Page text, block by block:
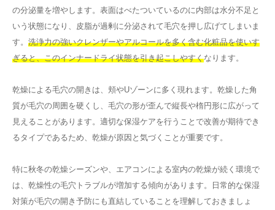
の分泌量を増やします。表面はべたついているのに内部は水分不足と
いう状態になり、皮脂が過剰に分泌されて毛穴を押し広げてしまいま
す。 洗浄力の強いクレンザーやアルコールを多く含む化粧品を使いす
ぎると、このインナードライ状態を引き起こしやすくなります。
乾燥による毛穴の開きは、頬やUゾーンに多く現れます。乾燥した角
質が毛穴の周囲を硬くし、毛穴の形が歪んで縦長や楕円形に広がって
見えることがあります。適切な保湿ケアを行うことで改善が期待でき
るタイプであるため、乾燥が原因と気づくことが重要です。
特に秋冬の乾燥シーズンや、エアコンによる室内の乾燥が続く環境で
は、乾燥性の毛穴トラブルが増加する傾向があります。日常的な保湿
対策が毛穴の開き予防にも直結していることを理解しておきましょ